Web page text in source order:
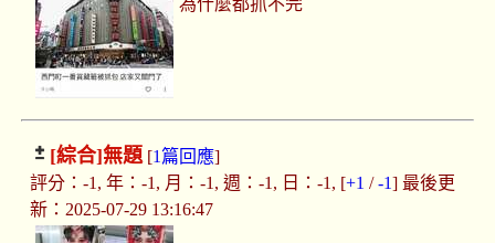
為什麼都抓不完
[綜合]無題[1篇回應]
評分：-1, 年：-1, 月：-1, 週：-1, 日：-1, [+1 /-1] 最後更
新：2025-07-29 13:16:47